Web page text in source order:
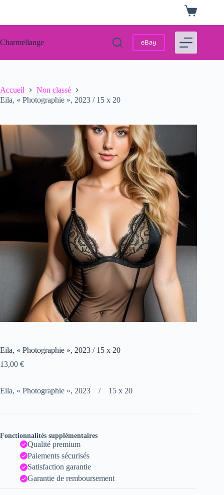
Panier
d’achat
Charmellange eBay
Accueil
Non classé
Eila, « Photographie », 2023 / 15 x 20
Eila, « Photographie », 2023 / 15 x 20
13,00 €
Eila, « Photographie », 2023 / 15 x 20
Fonctionnalités supplémentaires
Qualité premium
Paiements sécurisés
Satisfaction garantie
Garantie de remboursement